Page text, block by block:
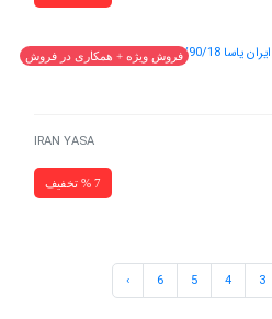
IRAN YASA
7 % تخفیف
فروش ویژه + همکاری در فروش
3
4
5
6
›